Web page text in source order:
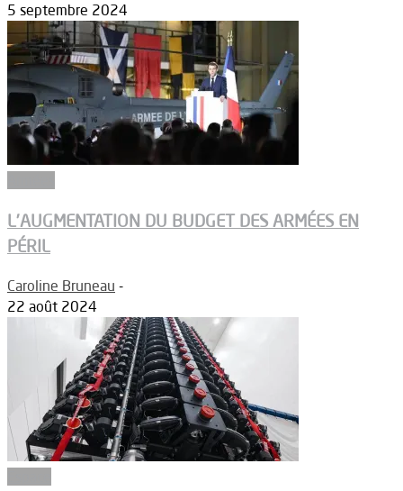
5 septembre 2024
L’AUGMENTATION DU BUDGET DES ARMÉES EN
PÉRIL
Caroline Bruneau -
22 août 2024